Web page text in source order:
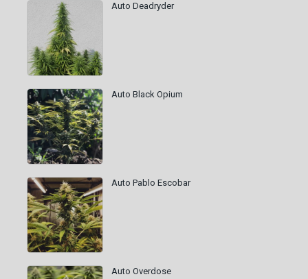
Auto Deadryder
Auto Black Opium
Auto Pablo Escobar
Auto Overdose